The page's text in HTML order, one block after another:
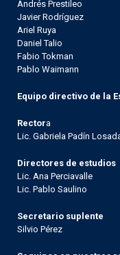
Andrés Prestileo
Javier Rodríguez
Ariel Ruya
Daniel Talio
Fabio Tokman
Pablo Waimann
Equipo directivo de la
Rectora
Lic. Gabriela Padín
Directores de estudios
Lic. Ana Perciavalle
Lic. Pablo Saulino
Secretario suplente
Silvio Pérez